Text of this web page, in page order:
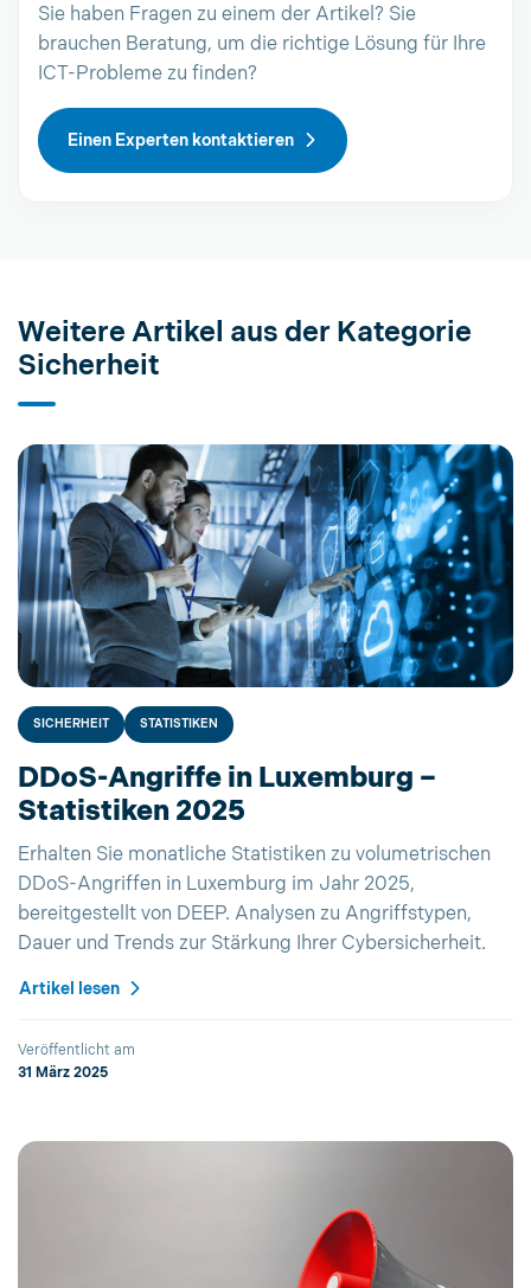
Sie haben Fragen zu einem der Artikel? Sie
brauchen Beratung, um die richtige Lösung für Ihre
ICT-Probleme zu finden?
Einen Experten kontaktieren
Weitere Artikel aus der Kategorie
Sicherheit
SICHERHEIT STATISTIKEN
DDoS-Angriffe in Luxemburg –
Statistiken 2025
Erhalten Sie monatliche Statistiken zu volumetrischen
DDoS-Angriffen in Luxemburg im Jahr 2025,
bereitgestellt von DEEP. Analysen zu Angriffstypen,
Dauer und Trends zur Stärkung Ihrer Cybersicherheit.
Artikel lesen
Veröffentlicht am
31 März 2025